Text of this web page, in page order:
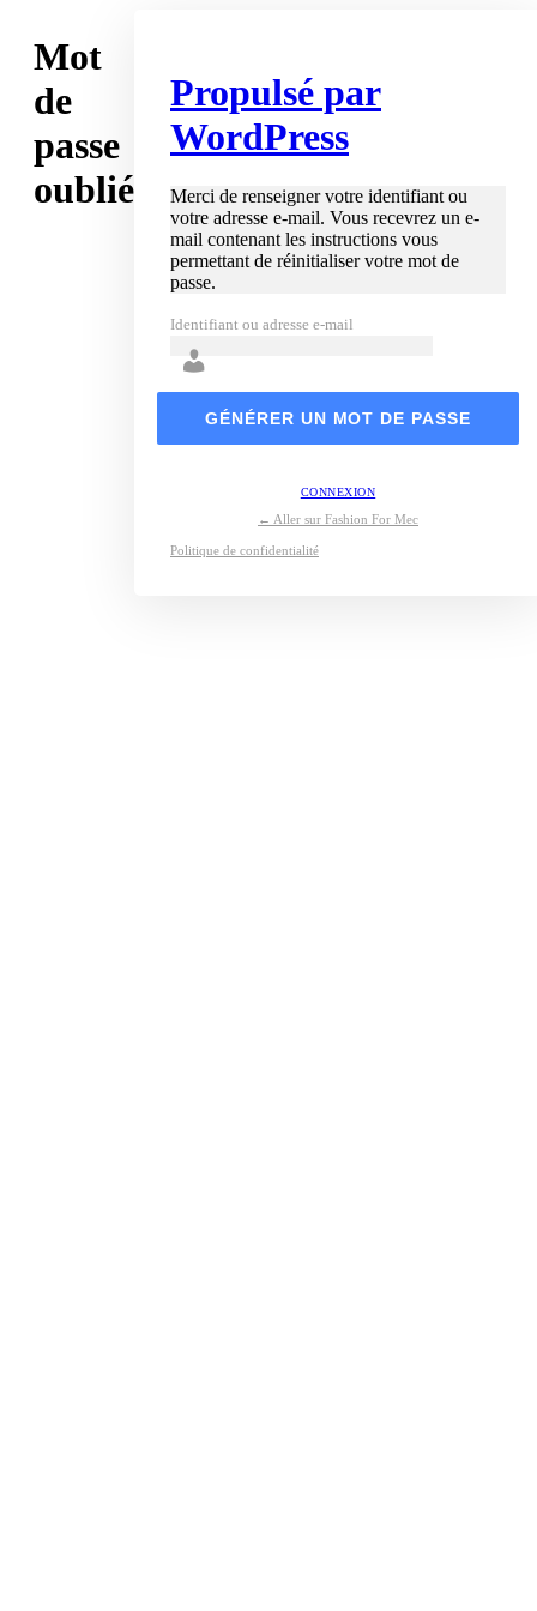
Mot
de
passe
oublié
Propulsé par
WordPress
Merci de renseigner votre identifiant ou
votre adresse e-mail. Vous recevrez un e-
mail contenant les instructions vous
permettant de réinitialiser votre mot de
passe.
Identifiant ou adresse e-mail
CONNEXION
← Aller sur Fashion For Mec
Politique de confidentialité